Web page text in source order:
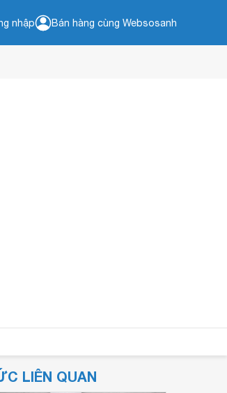
nhập Bán hàng cùng Websosanh
LIÊN QUAN